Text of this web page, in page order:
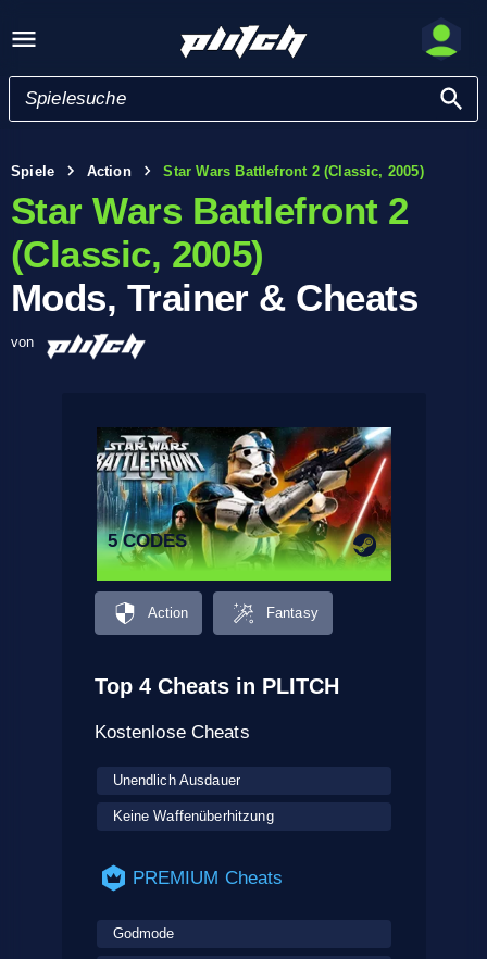
Spiele Action Star Wars Battlefront 2 (Classic, 2005)
Star Wars Battlefront 2
(Classic, 2005)
Mods, Trainer & Cheats
von
5 CODES
Action Fantasy
Top 4 Cheats in PLITCH
Kostenlose Cheats
Unendlich Ausdauer
Keine Waffenüberhitzung
PREMIUM Cheats
Godmode